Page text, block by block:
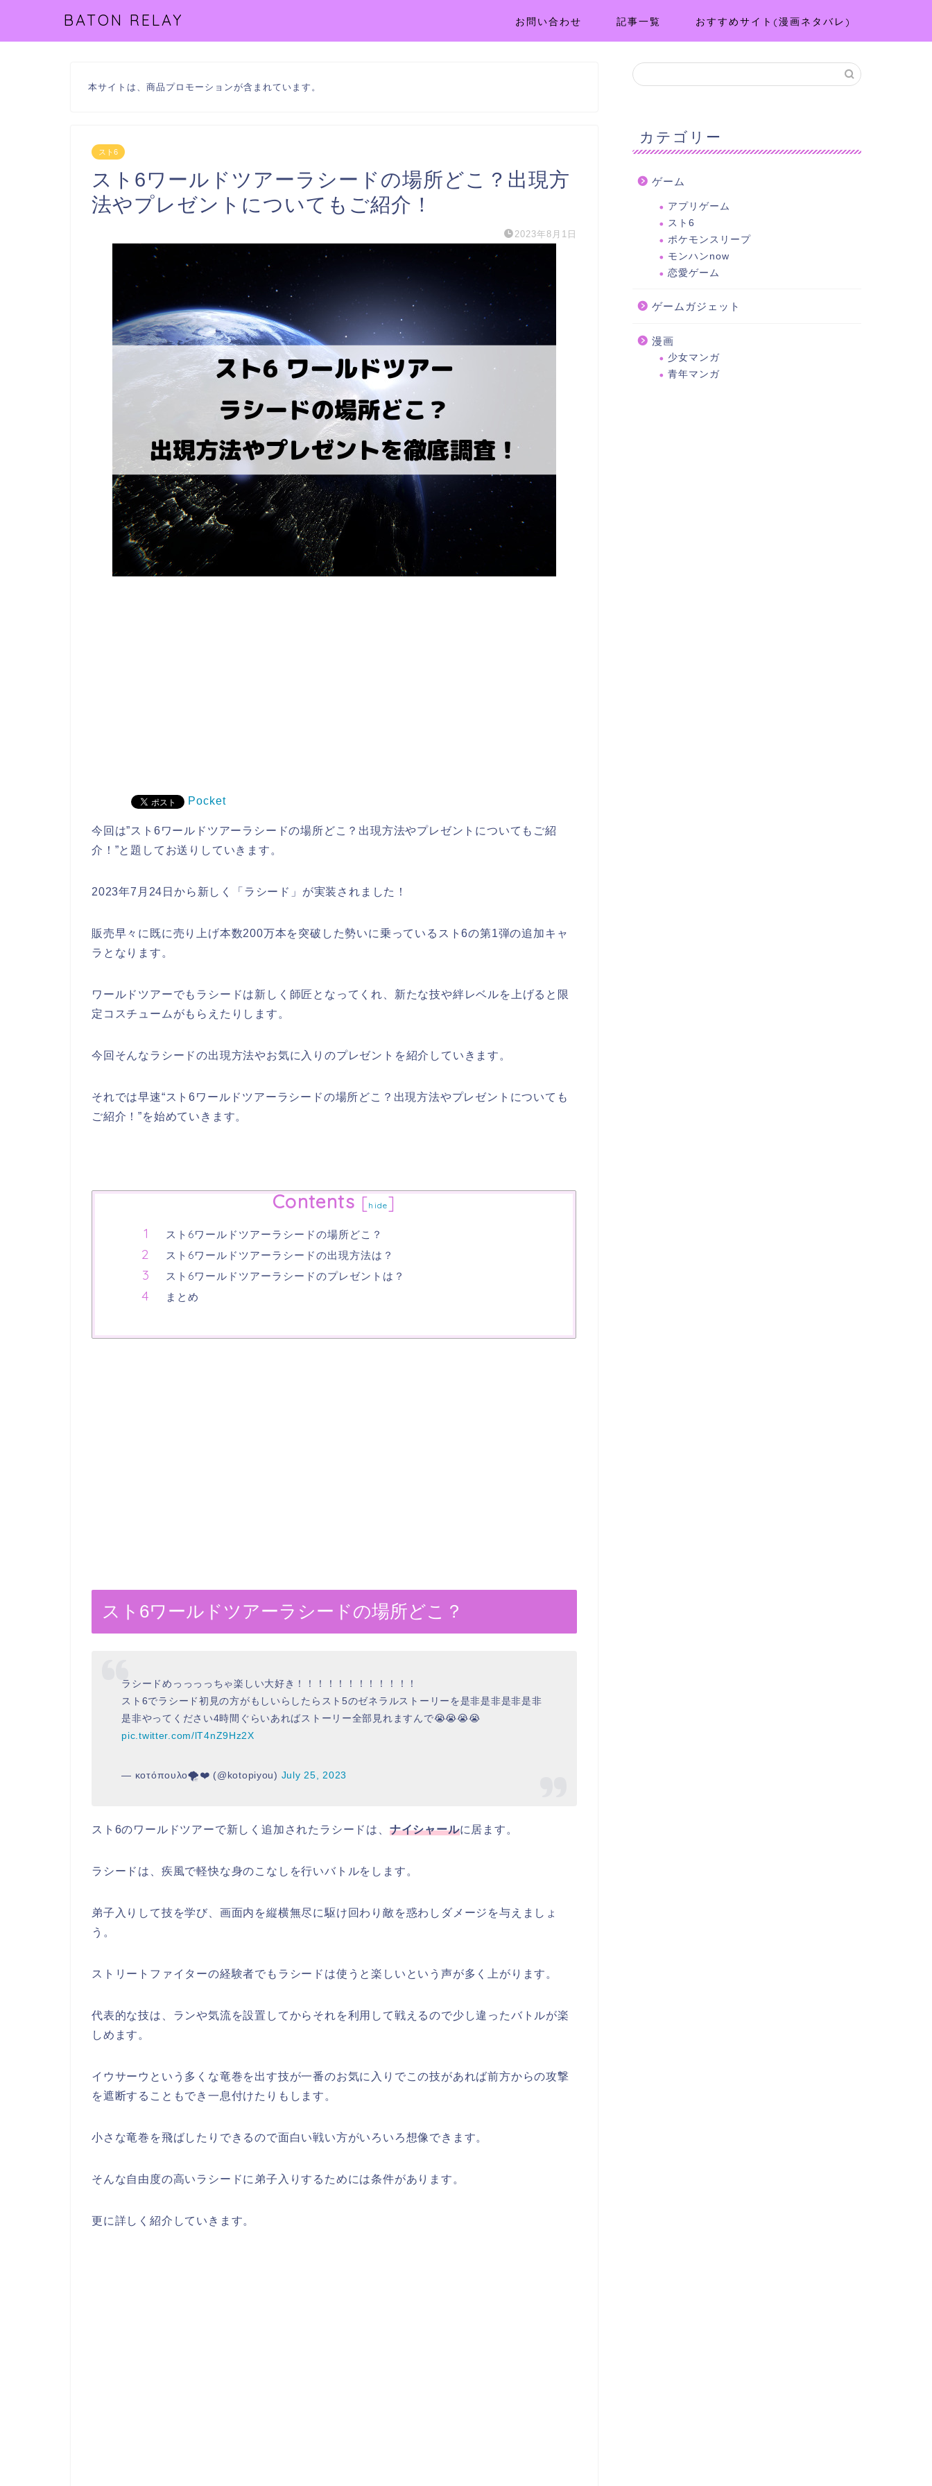
BATON RELAY お問い合わせ 記事一覧 おすすめサイト(漫画ネタバレ)
本サイトは、商品プロモーションが含まれています。
スト6
スト6ワールドツアーラシードの場所どこ？出現方
法やプレゼントについてもご紹介！
2023年8月1日
Pocket
今回は”スト6ワールドツアーラシードの場所どこ？出現方法やプレゼントについてもご紹
介！”と題してお送りしていきます。
2023年7月24日から新しく「ラシード」が実装されました！
販売早々に既に売り上げ本数200万本を突破した勢いに乗っているスト6の第1弾の追加キャ
ラとなります。
ワールドツアーでもラシードは新しく師匠となってくれ、新たな技や絆レベルを上げると限
定コスチュームがもらえたりします。
今回そんなラシードの出現方法やお気に入りのプレゼントを紹介していきます。
それでは早速“スト6ワールドツアーラシードの場所どこ？出現方法やプレゼントについても
ご紹介！”を始めていきます。
Contents [hide]
スト6ワールドツアーラシードの場所どこ？
スト6ワールドツアーラシードの出現方法は？
スト6ワールドツアーラシードのプレゼントは？
まとめ
スト6ワールドツアーラシードの場所どこ？
ラシードめっっっっちゃ楽しい大好き！！！！！！！！！！！！
スト6でラシード初見の方がもしいらしたらスト5のゼネラルストーリーを是非是非是非是非
是非やってください4時間ぐらいあればストーリー全部見れますんで😭😭😭😭
pic.twitter.com/lT4nZ9Hz2X
— κοτόπουλο🌪️❤️ (@kotopiyou) July 25, 2023
スト6のワールドツアーで新しく追加されたラシードは、 ナイシャールに居ます。
ラシードは、疾風で軽快な身のこなしを行いバトルをします。
弟子入りして技を学び、画面内を縦横無尽に駆け回わり敵を惑わしダメージを与えましょ
う。
ストリートファイターの経験者でもラシードは使うと楽しいという声が多く上がります。
代表的な技は、ランや気流を設置してからそれを利用して戦えるので少し違ったバトルが楽
しめます。
イウサーウという多くな竜巻を出す技が一番のお気に入りでこの技があれば前方からの攻撃
を遮断することもでき一息付けたりもします。
小さな竜巻を飛ばしたりできるので面白い戦い方がいろいろ想像できます。
そんな自由度の高いラシードに弟子入りするためには条件があります。
更に詳しく紹介していきます。
カテゴリー
ゲーム
アプリゲーム
スト6
ポケモンスリープ
モンハンnow
恋愛ゲーム
ゲームガジェット
漫画
少女マンガ
青年マンガ